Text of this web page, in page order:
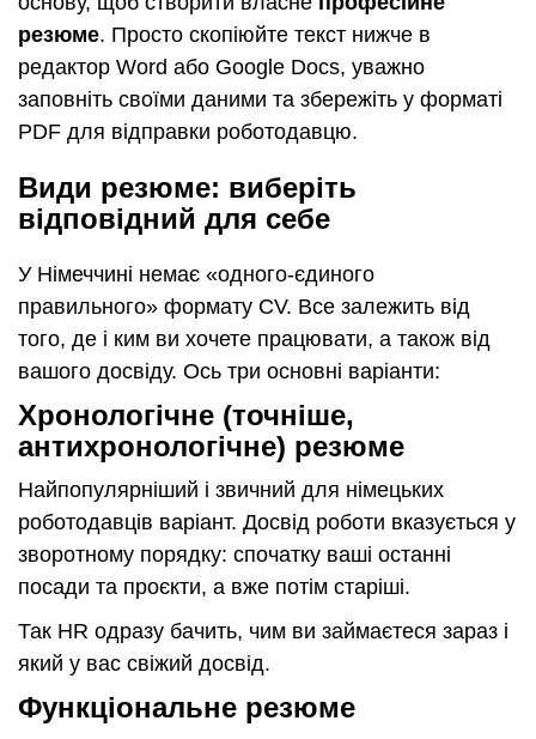
резюме. Просто скопіюйте текст нижче в
редактор Word або Google Docs, уважно
заповніть своїми даними та збережіть у форматі
PDF для відправки роботодавцю.
Види резюме: виберіть
відповідний для себе
У Німеччині немає «одного-єдиного
правильного» формату CV. Все залежить від
того, де і ким ви хочете працювати, а також від
вашого досвіду. Ось три основні варіанти:
Хронологічне (точніше,
антихронологічне) резюме
Найпопулярніший і звичний для німецьких
роботодавців варіант. Досвід роботи вказується у
зворотному порядку: спочатку ваші останні
посади та проєкти, а вже потім старіші.
Так HR одразу бачить, чим ви займаєтеся зараз і
який у вас свіжий досвід.
Функціональне резюме